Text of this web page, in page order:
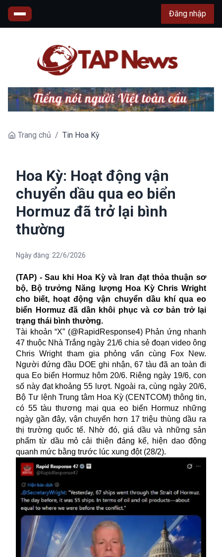
Đăng nhập
Trang chủ / Tin Hoa Kỳ
Hoa Kỳ: Hoạt động vận
chuyển dầu qua eo biển
Hormuz đã trở lại bình
thường
Ngày đăng: 22/6/2026
(TAP) - Sau khi Hoa Kỳ và Iran đạt thỏa thuận sơ
bộ, Bộ trưởng Năng lượng Hoa Kỳ Chris Wright
cho biết, hoạt động vận chuyển dầu khí qua eo
biển Hormuz đã dần khôi phục và cơ bản trở lại
trạng thái bình thường.
Tài khoản “X” (@RapidResponse4) Phản ứng nhanh
47 thuộc Nhà Trắng ngày 21/6 chia sẻ đoạn video ông
Chris Wright tham gia phỏng vấn cùng Fox New.
Người đứng đầu DOE ghi nhận, 67 tàu đã an toàn đi
qua Eo biển Hormuz hôm 20/6. Riêng ngày 19/6, con
số này đạt khoảng 55 lượt. Ngoài ra, cùng ngày 20/6,
Bộ Tư lệnh Trung tâm Hoa Kỳ (CENTCOM) thông tin,
có 55 tàu thương mại qua eo biển Hormuz những
ngày gần đây, vận chuyển hơn 17 triệu thùng dầu ra
thị trường quốc tế. Nhờ đó, giá dầu và những sản
phẩm từ dầu mỏ cải thiện đáng kể, hiện dao động
quanh mức bằng trước lúc xung đột (28/2).